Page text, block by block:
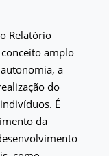
Relatório
amplo
a
do
É
da